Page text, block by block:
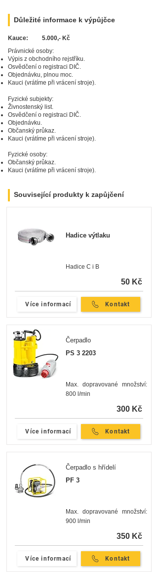
Zarezervujte si produkt ještě dnes!
Důležité informace k výpůjčce
Kauce:
5.000,- Kč
Právnické osoby:
Výpis z obchodního rejstříku.
Osvědčení o registraci DIČ.
Objednávku, plnou moc.
Kauci (vrátíme při vrácení stroje).
Fyzické subjekty:
Živnostenský list.
Osvědčení o registraci DIČ.
Objednávku.
Občanský průkaz.
Kauci (vrátíme při vrácení stroje).
Fyzické osoby:
Občanský průkaz.
Kauci (vrátíme při vrácení stroje).
Související produkty k zapůjčení
Hadice výtlaku
Hadice C i B
50 Kč
Více informací Kontakt
Čerpadlo
PS 3 2203
Max. dopravované množství:
800 l/min
300 Kč
Více informací Kontakt
Čerpadlo s hřídelí
PF 3
Max. dopravované množství:
900 l/min
350 Kč
Více informací Kontakt